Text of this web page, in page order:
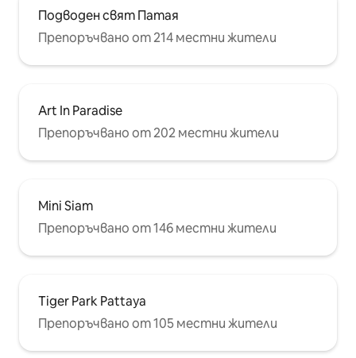
Подводен свят Патая
Препоръчвано от 214 местни жители
Art In Paradise
Препоръчвано от 202 местни жители
Mini Siam
Препоръчвано от 146 местни жители
Tiger Park Pattaya
Препоръчвано от 105 местни жители